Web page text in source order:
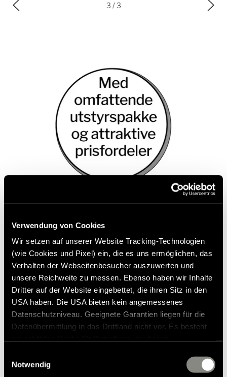
Verwendung von Cookies
Wir setzen auf unserer Website Tracking-Technologien
(wie Cookies und Pixel) ein, die es uns ermöglichen, das
Verhalten der Webseitenbesucher auszuwerten und
unsere Reichweite zu messen. Ebenso haben wir Inhalte
Dritter auf der Website eingebettet, die ihren Sitz in den
USA haben. Die USA bieten kein angemessenes
Datenschutzniveau. Geeignete Garantien liegen für die
Datenübermittlung in das Drittland nicht vor. Es besteht
zustehen. Eingesetzte Dienstleister können Daten für
Notwendig
3 / 3
Få den eksklusive Hymer Grand Canyon S
Xperience edition-modellen med
omfattende offroad-utstyr og en prisfordel
nå.
Har du allerede bestemt deg, eller har du
spørsmål? Din Hymer-partner hjelper deg